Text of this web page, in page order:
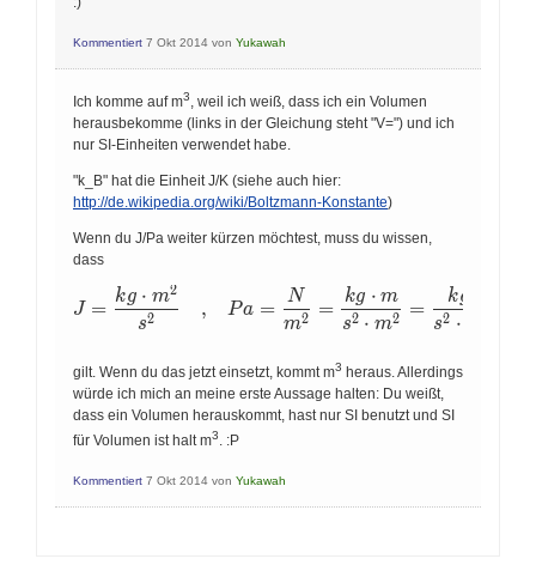
Kommentiert 7 Okt 2014 von Yukawah
Ich komme auf m3, weil ich weiß, dass ich ein Volumen
herausbekomme (links in der Gleichung steht "V=") und ich
nur SI-Einheiten verwendet habe.
"k_B" hat die Einheit J/K (siehe auch hier:
http://de.wikipedia.org/wiki/Boltzmann-Konstante)
Wenn du J/Pa weiter kürzen möchtest, muss du wissen,
dass
J = \frac{kg \cdot m^2}{s^2} \quad , \quad Pa
J =
s2
kg ⋅ m2
, Pa =
m2
N
=
s2 ⋅ m2
kg ⋅ m
=
s2 ⋅
kg
gilt. Wenn du das jetzt einsetzt, kommt m3 heraus. Allerdings
würde ich mich an meine erste Aussage halten: Du weißt,
dass ein Volumen herauskommt, hast nur SI benutzt und SI
für Volumen ist halt m3. :P
Kommentiert 7 Okt 2014 von Yukawah